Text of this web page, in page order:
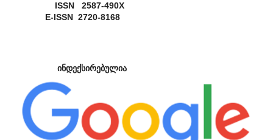
ISSN 2587-490X
E-ISSN 2720-8168
ინდექსირებულია